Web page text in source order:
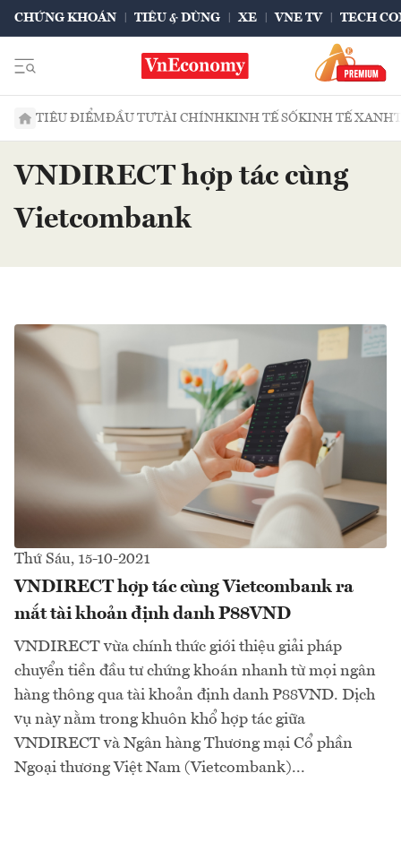
CHỨNG KHOÁN TIÊU & DÙNG XE VNE TV TECH
TIÊU ĐIỂMĐẦU TƯTÀI CHÍNHKINH TẾ SỐKINH TẾ XANH
VNDIRECT hợp tác cùng
Vietcombank
Thứ Sáu, 15-10-2021
VNDIRECT hợp tác cùng Vietcombank ra
mắt tài khoản định danh P88VND
VNDIRECT vừa chính thức giới thiệu giải pháp
chuyển tiền đầu tư chứng khoán nhanh từ mọi ngân
hàng thông qua tài khoản định danh P88VND. Dịch
vụ này nằm trong khuôn khổ hợp tác giữa
VNDIRECT và Ngân hàng Thương mại Cổ phần
Ngoại thương Việt Nam (Vietcombank)...